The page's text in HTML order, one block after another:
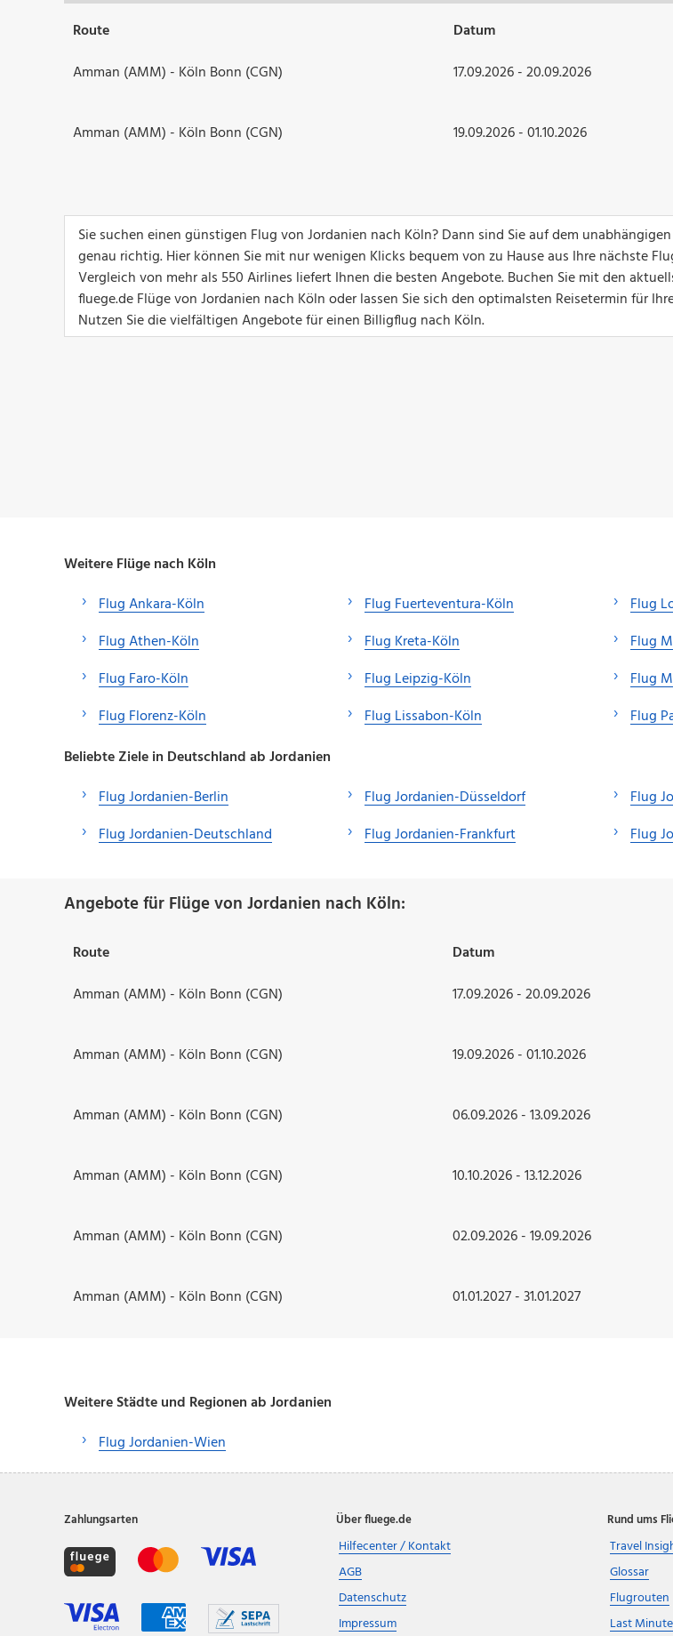
Route Datum
Amman (AMM) - Köln Bonn (CGN)
17.09.2026 - 20.09.2026
Amman (AMM) - Köln Bonn (CGN) 19.09.2026 - 01.10.2026
Sie suchen einen günstigen Flug von Jordanien nach Köln? Dann sind Sie auf dem
genau richtig. Hier können Sie mit nur wenigen Klicks bequem von zu Hause aus Ihre nächste
Vergleich von mehr als 550 Airlines liefert Ihnen die besten Angebote. Buchen Sie mit den
fluege.de Flüge von Jordanien nach Köln oder lassen Sie sich den optimalsten Reisetermin für
Nutzen Sie die vielfältigen Angebote für einen Billigflug nach Köln.
Weitere Flüge nach Köln
Flug Ankara-Köln
Flug Athen-Köln
Flug Faro-Köln
Flug Florenz-Köln
Flug Fuerteventura-Köln
Flug Kreta-Köln
Flug Leipzig-Köln
Flug Lissabon-Köln
Flug
Flug
Flug
Flug
Beliebte Ziele in Deutschland ab Jordanien
Flug Jordanien-Berlin
Flug Jordanien-Deutschland
Flug Jordanien-Düsseldorf
Flug Jordanien-Frankfurt
Flug
Flug
Angebote für Flüge von Jordanien nach Köln:
Route Datum
Amman (AMM) - Köln Bonn (CGN)
17.09.2026 - 20.09.2026
Amman (AMM) - Köln Bonn (CGN) 19.09.2026 - 01.10.2026
Amman (AMM) - Köln Bonn (CGN) 06.09.2026 - 13.09.2026
Amman (AMM) - Köln Bonn (CGN) 10.10.2026 - 13.12.2026
Amman (AMM) - Köln Bonn (CGN) 02.09.2026 - 19.09.2026
Amman (AMM) - Köln Bonn (CGN) 01.01.2027 - 31.01.2027
Weitere Städte und Regionen ab Jordanien
Flug Jordanien-Wien